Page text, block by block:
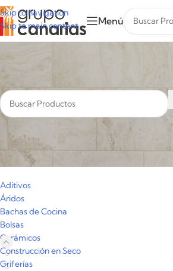
Skip to navigation
Skip to main content
Menú
Categorías
Aditivos
Áridos
Bachas de Cocina
Bolsas
Cerámicos
Construcción en Seco
Griferías